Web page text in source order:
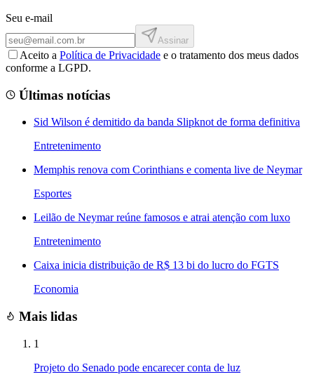
Seu e-mail
Assinar
Aceito a Política de Privacidade e o tratamento dos meus dados
conforme a LGPD.
Últimas notícias
Sid Wilson é demitido da banda Slipknot de forma definitiva
Entretenimento
Memphis renova com Corinthians e comenta live de Neymar
Esportes
Leilão de Neymar reúne famosos e atrai atenção com luxo
Entretenimento
Caixa inicia distribuição de R$ 13 bi do lucro do FGTS
Economia
Mais lidas
1
Projeto do Senado pode encarecer conta de luz